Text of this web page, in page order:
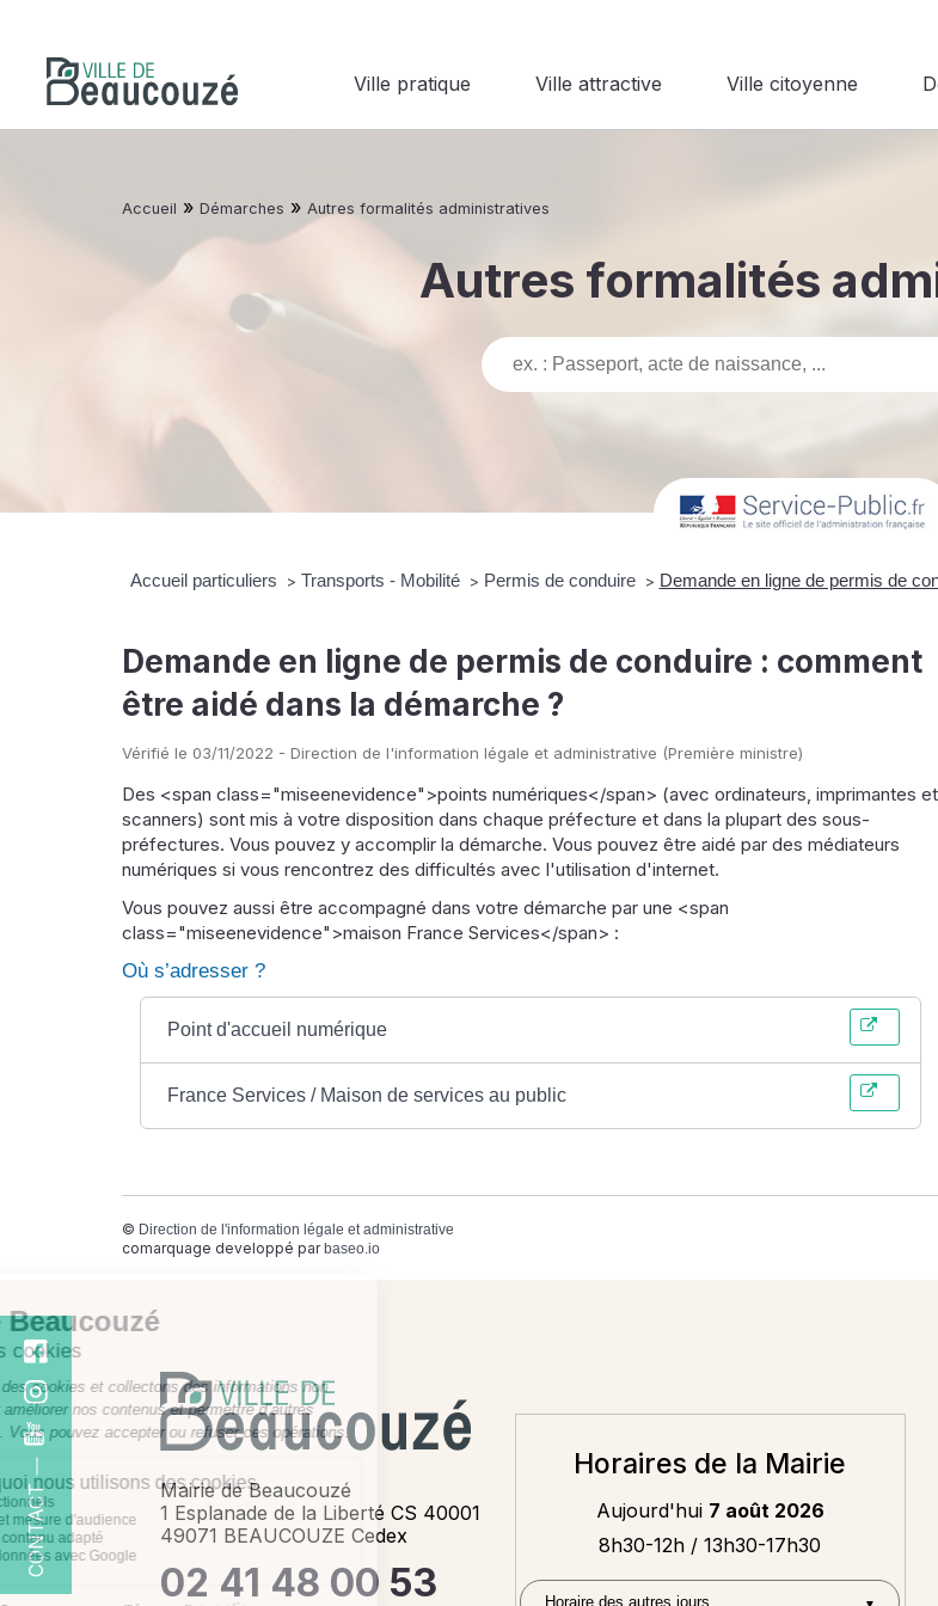
Ville pratique Ville attractive Ville citoyenne
CONTACT
Accueil » Démarches » Autres formalités administratives
Autres formalités
Accueil particuliers > Transports - Mobilité > Permis de conduire > Demande en ligne de permis de
Demande en ligne de permis de conduire : comment
être aidé dans la démarche ?
Vérifié le 03/11/2022 - Direction de l'information légale et administrative (Première ministre)
Des <span class="miseenevidence">points numériques</span> (avec ordinateurs, imprimantes et
scanners) sont mis à votre disposition dans chaque préfecture et dans la plupart des sous-
préfectures. Vous pouvez y accomplir la démarche. Vous pouvez être aidé par des médiateurs
numériques si vous rencontrez des difficultés avec l'utilisation d'internet.
Vous pouvez aussi être accompagné dans votre démarche par une <span
class="miseenevidence">maison France Services</span> :
Où s’adresser ?
Point d'accueil numérique
France Services / Maison de services au public
© Direction de l'information légale et administrative
comarquage developpé par baseo.io
Mairie de Beaucouzé
1 Esplanade de la Liberté CS 40001
49071 BEAUCOUZE Cedex
02 41 48 00 53
Horaires de la Mairie
Aujourd'hui 7 août 2026
8h30-12h / 13h30-17h30